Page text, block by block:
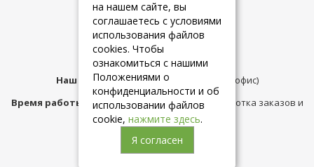
+7 (925) 084-10-60
Наш адрес:Москва,ул.Плещеева д.12 (офис)
Время работы магазина:с 10:00 до 21:00 (обработка заказов и
консультация)
на нашем сайте, вы
соглашаетесь с условиями
использования файлов
cookies. Чтобы
ознакомиться с нашими
Положениями о
конфиденциальности и об
использовании файлов
cookie, нажмите здесь.
Я согласен